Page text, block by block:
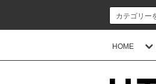
HOME